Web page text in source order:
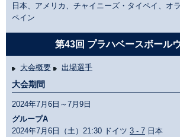
日本、アメリカ、チャイニーズ・タイペイ、オ
ペイン
第43回 プラハベースボール
大会概要 出場選手
大会期間
2024年7月6日～7月9日
グループA
2024年7月6日（土）21:30 ドイツ 3 - 7 日本